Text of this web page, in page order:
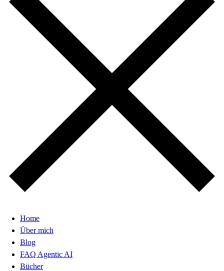
Home
Über mich
Blog
FAQ Agentic AI
Bücher